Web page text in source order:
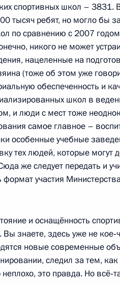
Президента о
К-125, К-95 и санно-
в 2012 году тестовых
объектах
горнолыжный центр
«Янтарь»
по итогам встречи
партии «Единая
спортивных школ – 3831.
тысяч ребят, но могло бы
по сравнению с 2007
никого не может
нацеленные на
(тоже об этом уже
обеспеченность и
школ в
и люди с мест тоже
самое главное –
особенные учебные
тех людей, которые
же следует передать и
формат участия
и оснащённость
знаете, здесь уже не
новые современные
следил за тем,
это правда. Но